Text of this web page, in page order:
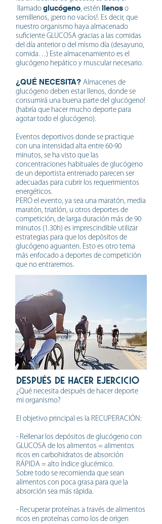
llamado glucógeno, estén llenos o
semillenos, ¡pero no vacíos!. Es decir, que
nuestro organismo haya almacenado
suficiente GLUCOSA gracias a las comidas
del día anterior o del mismo día (desayuno,
comida…) Este almacenamiento es el
glucógeno hepático y muscular necesario.
¿QUÉ NECESITA? Almacenes de
glucógeno deben estar llenos, donde se
consumirá una buena parte del glucógeno!
(habría que hacer mucho deporte para
agotar todo el glucógeno).
Eventos deportivos donde se practique
con una intensidad alta entre 60-90
minutos, se ha visto que las
concentraciones habituales de glucógeno
de un deportista entrenado parecen ser
adecuadas para cubrir los requerimientos
energéticos.
PERO el evento, ya sea una maratón, media
maratón, triatlón, u otros deportes de
competición, de larga duración más de 90
minutos (1.30h) es imprescindible utilizar
estrategias para que los depósitos de
glucógeno aguanten. Esto es otro tema
más enfocado a deportes de competición
que no entraremos.
DESPUÉS de hacer ejercicio
¿Qué necesita después de hacer deporte
mi organismo?
El objetivo principal es la RECUPERACIÓN:
- Rellenar los depósitos de glucógeno con
GLUCOSA de los alimentos = alimentos
ricos en carbohidratos de absorción
RÁPIDA = alto índice glucémico.
Sobre todo se recomienda que sean
alimentos con poca grasa para que la
absorción sea más rápida.
- Recuperar proteínas a través de alimentos
ricos en proteínas como los de origen